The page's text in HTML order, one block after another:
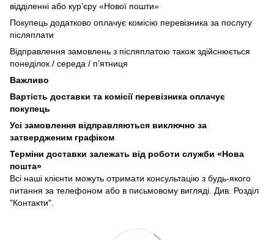
відділенні або кур’єру «Нової пошти»
Покупець додатково оплачує комісію перевізника за послугу
післяплати
Відправлення замовлень з післяплатою також здійснюється
понеділок / середа / п’ятниця
Важливо
Вартість доставки та комісії перевізника оплачує
покупець
Усі замовлення відправляються виключно за
затвердженим графіком
Терміни доставки залежать від роботи служби «Нова
пошта»
Всі наші клієнти можуть отримати консультацію з будь-якого
питання за телефоном або в письмовому вигляді. Див. Розділ
"Контакти".